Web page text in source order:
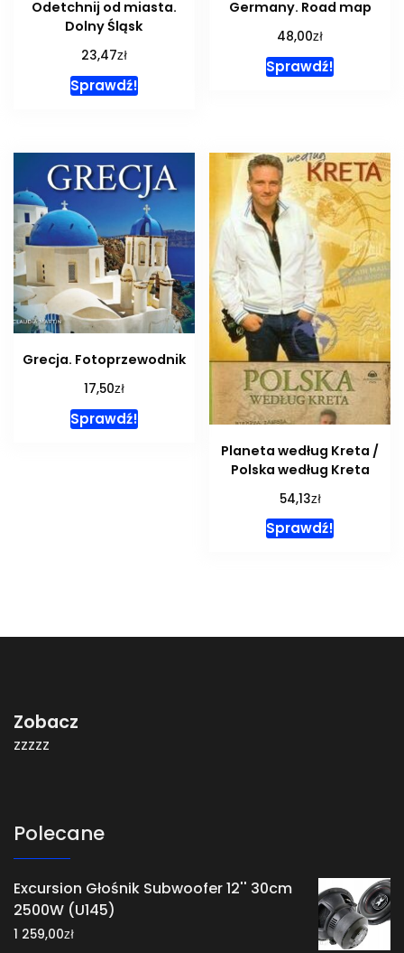
Odetchnij od miasta.
Dolny Śląsk
23,47zł
Sprawdź!
Germany. Road map
48,00zł
Sprawdź!
Grecja. Fotoprzewodnik
17,50zł
Sprawdź!
Planeta według Kreta /
Polska według Kreta
54,13zł
Sprawdź!
Zobacz
zzzzz
Polecane
Excursion Głośnik Subwoofer 12'' 30cm
2500W (U145)
1 259,00zł